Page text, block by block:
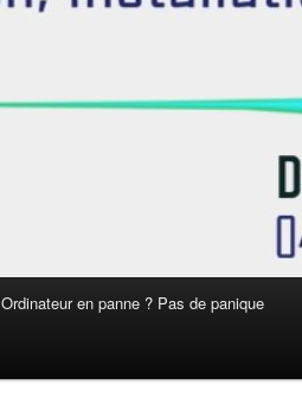
Ordinateur en panne ? Pas de panique